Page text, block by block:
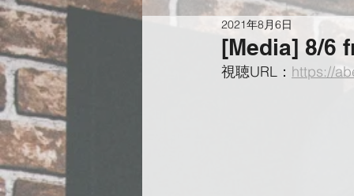
[Media] 8/6
2021年8月6日
視聴URL： https://